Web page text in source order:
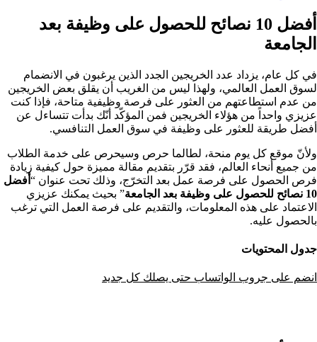
أفضل 10 نصائح للحصول على وظيفة بعد
الجامعة
في كل عام، يزداد عدد الخريجين الجدد الذين يرغبون في الانضمام
لسوق العمل العالمي، ولهذا ليس من الغريب أن يقلق بعض الخريجين
من عدم استطاعتهم من العثور على فرصة وظيفية متاحة، فإذا كنت
عزيزي واحداً من هؤلاء الخريجين فمن المؤكّد أنّك بدأت تتساءل عن
أفضل طريقة للعثور على وظيفة في سوق العمل التنافسي.
ولأنّ موقع كل يوم منحة، لطالما حرص وسيحرص على خدمة الطلاب
من جميع أنحاء العالم، فقد قرّر بتقديم مقالة مميزة حول كيفية زيادة
فرص الحصول على فرصة عمل بعد التخرّج، وذلك تحت عنوان “ أفضل
10 نصائح للحصول على وظيفة بعد الجامعة
” بحيث يمكنك عزيزي
الاعتماد على هذه المعلومات، والتقديم على فرصة العمل التي ترغب
بالحصول عليه.
جدول المحتويات
انضم على جروب الواتساب حتى يصلك كل جديد